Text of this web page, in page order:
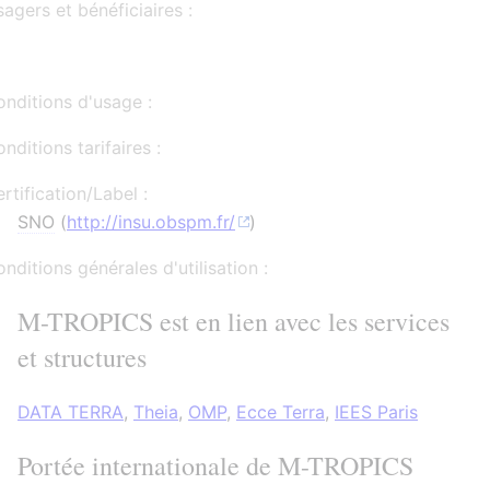
et bénéficiaires :
d'usage :
tarifaires :
Label :
SNO (http://insu.obspm.fr/ )
générales d'utilisation :
M-TROPICS est en lien avec les services
et structures
DATA TERRA, Theia, OMP, Ecce Terra, IEES Paris
Portée internationale de M-TROPICS